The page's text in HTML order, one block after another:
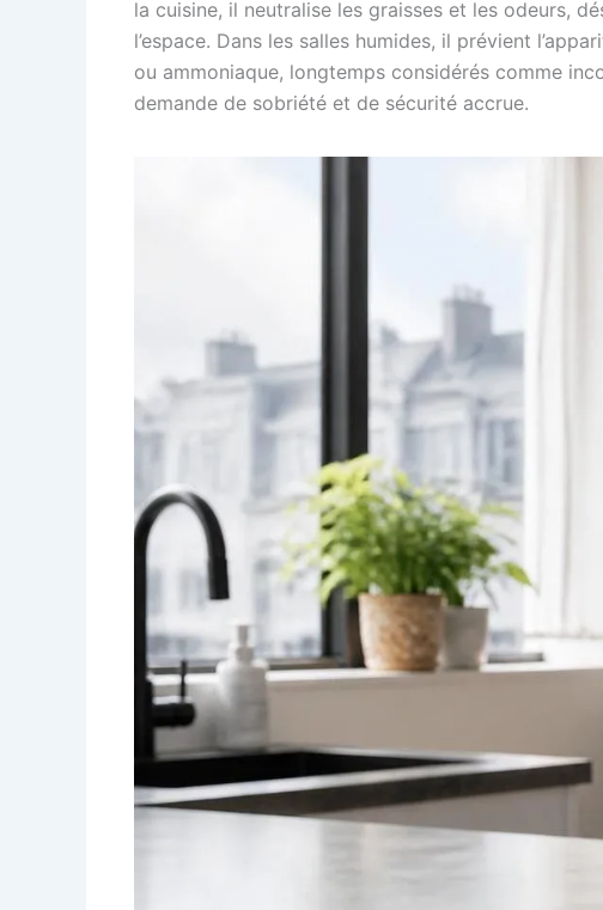
la cuisine, il neutralise les graisses et les odeurs,
l’espace. Dans les salles humides, il prévient
ou ammoniaque, longtemps considérés comme
demande de sobriété et de sécurité accrue.